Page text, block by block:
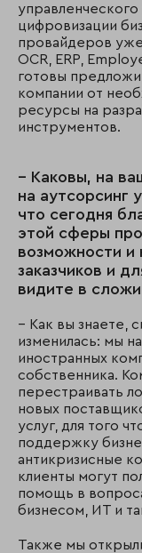
цифровизации
провайдеров
OCR, ERP,
готовы
компании от
ресурсы на
инструментов.
– Каковы, на
на аутсорсинг
что сегодня
этой сферы
возможности и
заказчиков и
видите в
– Как вы знаете,
изменилась: мы
иностранных
собственника.
перестраивать
новых
услуг, для того
поддержку
антикризисные
клиенты могут
помощь в
бизнесом, ИТ и
Также мы